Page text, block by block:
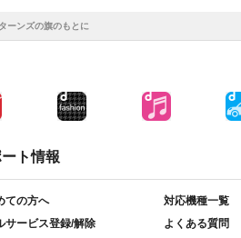
ーンズの旗のもとに
ト情報
ての方へ
対応機種一覧
サービス登録/解除
よくある質問